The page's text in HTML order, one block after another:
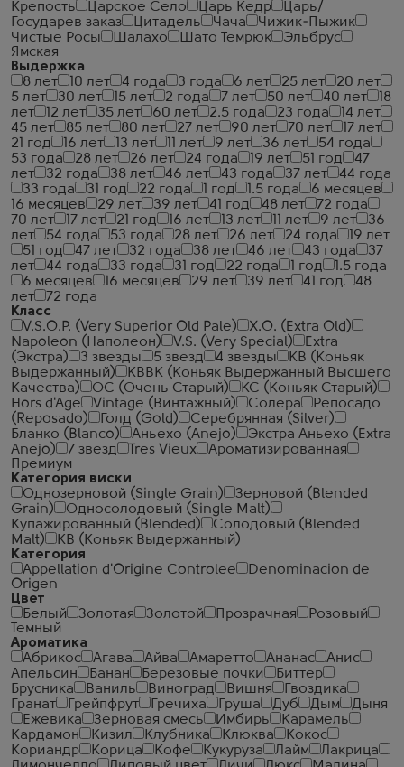
Крепость
Царское Село Царь Кедр
Царь/
Государев заказ
Цитадель Чача
Чижик-Пыжик
Чистые Росы
Шалахо Шато Темрюк
Эльбрус
Ямская
Выдержка
8 лет
10 лет 4 года 3 года 6 лет 25 лет
20 лет
5 лет
30 лет 15 лет 2 года 7 лет 50 лет 40 лет
18
лет
12 лет 35 лет 60 лет 2.5 года 23 года
14 лет
45 лет
85 лет 80 лет 27 лет 90 лет 70 лет
17 лет
21 год
16 лет 13 лет 11 лет 9 лет 36 лет
54 года
53 года
28 лет 26 лет 24 года 19 лет 51 год
47
лет
32 года 38 лет 46 лет 43 года 37 лет
44 года
33 года
31 год 22 года 1 год 1.5 года
6 месяцев
16 месяцев
29 лет 39 лет 41 год 48 лет
72 года
70 лет
17 лет 21 год 16 лет 13 лет 11 лет 9 лет
36
лет
54 года 53 года 28 лет 26 лет 24 года
19 лет
51 год
47 лет 32 года 38 лет 46 лет 43 года
37
лет
44 года 33 года 31 год 22 года 1 год
1.5 года
6 месяцев
16 месяцев 29 лет 39 лет 41 год
48
лет
72 года
Класс
V.S.O.P. (Very Superior Old Pale)
X.O. (Extra Old)
Napoleon (Наполеон)
V.S. (Very Special)
Extra
(Экстра)
3 звезды 5 звезд 4 звезды
КВ (Коньяк
Выдержанный)
КВВК (Коньяк Выдержанный Высшего
Качества)
ОС (Очень Старый)
КС (Коньяк Старый)
Hors d'Age
Vintage (Винтажный) Солера
Репосадо
(Reposado)
Голд (Gold)
Серебрянная (Silver)
Бланко (Blanco)
Аньехо (Anejo)
Экстра Аньехо (Extra
Anejo)
7 звезд Tres Vieux
Ароматизированная
Премиум
Категория виски
Однозерновой (Single Grain)
Зерновой (Blended
Grain)
Односолодовый (Single Malt)
Купажированный (Blended)
Солодовый (Blended
Malt)
КВ (Коньяк Выдержанный)
Категория
Appellation d'Origine Controlee
Denominacion de
Origen
Цвет
Белый
Золотая Золотой Прозрачная
Розовый
Темный
Ароматика
Абрикос
Агава Айва Амаретто Ананас
Анис
Апельсин
Банан Березовые почки
Биттер
Брусника
Ваниль Виноград Вишня
Гвоздика
Гранат
Грейпфрут Гречиха Груша Дуб Дым
Дыня
Ежевика
Зерновая смесь Имбирь
Карамель
Кардамон
Кизил Клубника Клюква
Кокос
Кориандр
Корица Кофе Кукуруза Лайм
Лакрица